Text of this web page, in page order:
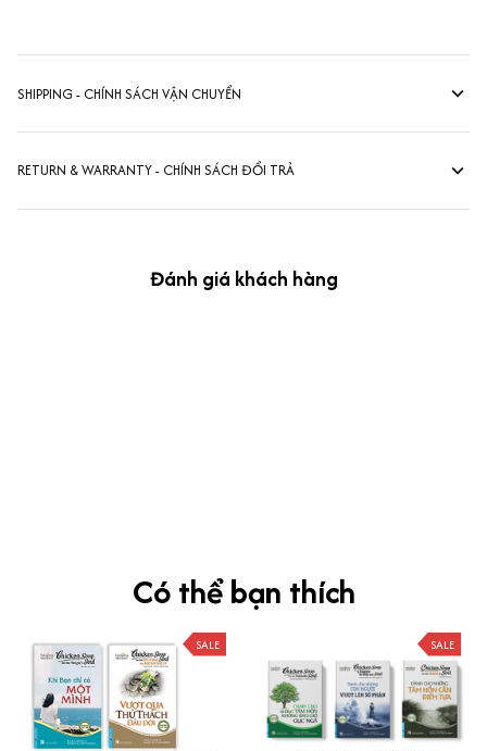
SHIPPING - CHÍNH SÁCH VẬN CHUYỂN
RETURN & WARRANTY - CHÍNH SÁCH ĐỔI TRẢ
Đánh giá khách hàng
Có thể bạn thích
SALE SALE